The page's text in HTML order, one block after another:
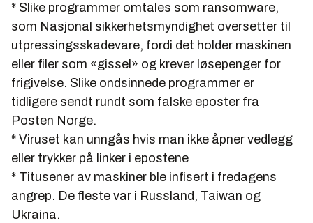
* Slike programmer omtales som ransomware,
som Nasjonal sikkerhetsmyndighet oversetter til
utpressingsskadevare, fordi det holder maskinen
eller filer som «gissel» og krever løsepenger for
frigivelse. Slike ondsinnede programmer er
tidligere sendt rundt som falske eposter fra
Posten Norge.
* Viruset kan unngås hvis man ikke åpner vedlegg
eller trykker på linker i epostene
* Titusener av maskiner ble infisert i fredagens
angrep. De fleste var i Russland, Taiwan og
Ukraina.